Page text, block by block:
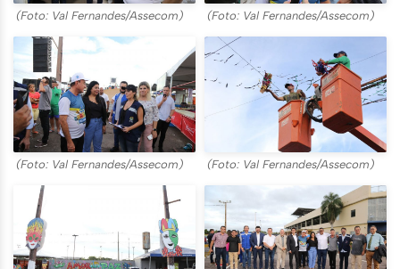
(Foto: Val Fernandes/Assecom) (Foto: Val Fernandes/Assecom)
(Foto: Val Fernandes/Assecom) (Foto: Val Fernandes/Assecom)